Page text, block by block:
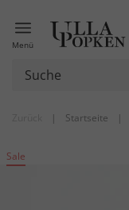
Menü
| Startseite |
Sale